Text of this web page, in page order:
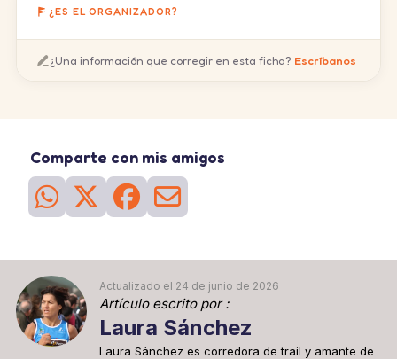
¿ES EL ORGANIZADOR?
¿Una información que corregir en esta ficha? Escríbanos
Comparte con mis amigos
Actualizado el 24 de junio de 2026
Artículo escrito por :
Laura Sánchez
Laura Sánchez es corredora de trail y amante de